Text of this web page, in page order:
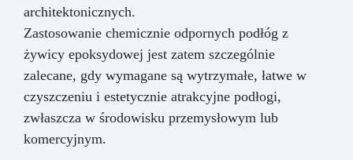
architektonicznych.
Zastosowanie chemicznie odpornych podłóg z
żywicy epoksydowej jest zatem szczególnie
zalecane, gdy wymagane są wytrzymałe, łatwe w
czyszczeniu i estetycznie atrakcyjne podłogi,
zwłaszcza w środowisku przemysłowym lub
komercyjnym.